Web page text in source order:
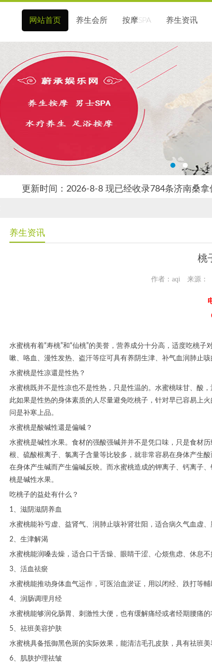
网站首页 养生会所 按摩SPA 养生资讯
更新时间：2026-8-8 现已经收录784条济南桑
养生资讯
桃
作者：aqi 来源：
水蜜桃有着“寿桃”和“仙桃”的美誉，营养成分十分高，适度吃桃
嗽、咯血、漫性发热、盗汗等症可具有养阴生津、补气血润肺止
水蜜桃是性凉還是性热？
水蜜桃既并不是性凉也不是性热，只是性温的。水蜜桃味甘、酸
此如果是性热的身体素质的人尽量避免吃桃子，针对早已容易上
问是补寒上品。
水蜜桃是酸碱性還是偏碱？
水蜜桃是碱性水果。食材的强酸强碱并并不是凭口味，只是食材
根、硫酸根离子、氯离子含量等比较多，就非常容易在身体产生
在身体产生碱而产生偏碱反映。而水蜜桃造成的钾离子、钙离子
桃是碱性水果。
吃桃子的益处有什么？
1、滋阴滋阴养血
水蜜桃能补亏虚、益肾气、润肺止咳补肾壮阳，适合病久气血虚、
2、生津解渴
水蜜桃能润嗓去燥，适合口干舌燥、眼睛干涩、心烦焦虑、休息不
3、活血祛瘀
水蜜桃能推动身体血气运作，可医治血淤证，用以闭经、跌打等輔
4、润肠调理月经
水蜜桃能够润化肠胃、刺激性大便，也有缓解痛经或者经期腰痛的
5、祛班美容护肤
水蜜桃具备抵御黑色斑的实际效果，能清洁毛孔皮肤，具有祛班
6、肌肤护理祛皱